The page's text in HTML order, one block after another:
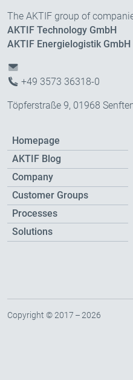
The AKTIF group of
AKTIF Technology GmbH
AKTIF Energielogistik GmbH
+49 3573 36318-0
Töpferstraße 9, 01968
Homepage
AKTIF Blog
Company
Customer Groups
Processes
Solutions
Copyright © 2017 – 2026